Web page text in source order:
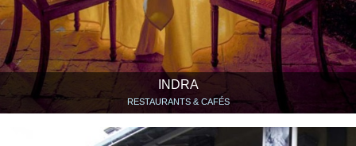
INDRA
RESTAURANTS & CAFÉS